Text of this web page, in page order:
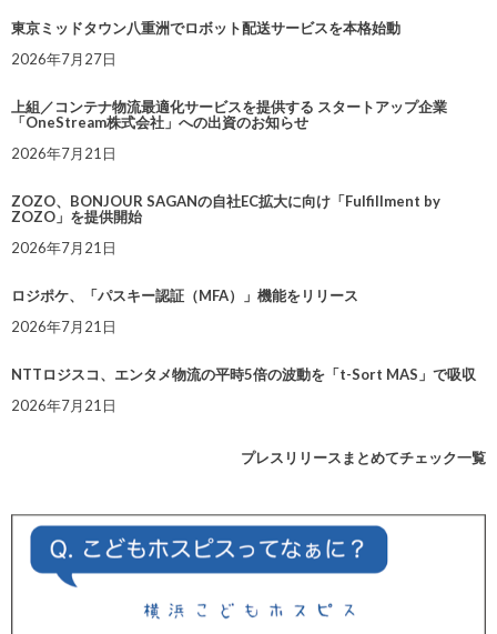
東京ミッドタウン八重洲でロボット配送サービスを本格始動
2026年7月27日
上組／コンテナ物流最適化サービスを提供する スタートアップ企業
「OneStream株式会社」への出資のお知らせ
2026年7月21日
ZOZO、BONJOUR SAGANの自社EC拡大に向け「Fulfillment by
ZOZO」を提供開始
2026年7月21日
ロジポケ、「パスキー認証（MFA）」機能をリリース
2026年7月21日
NTTロジスコ、エンタメ物流の平時5倍の波動を「t-Sort MAS」で吸収
2026年7月21日
プレスリリースまとめてチェック一覧